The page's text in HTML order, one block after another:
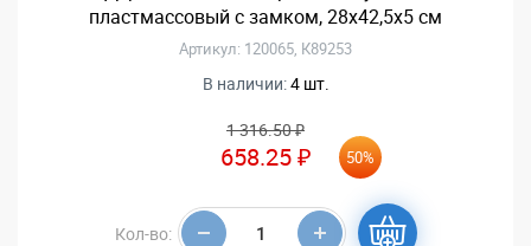
пластмассовый с замком, 28х42,5х5 см
Артикул: 120065, К89253
В наличии:4 шт.
1 316.50 ₽
658.25 ₽ 50%
Кол-во: